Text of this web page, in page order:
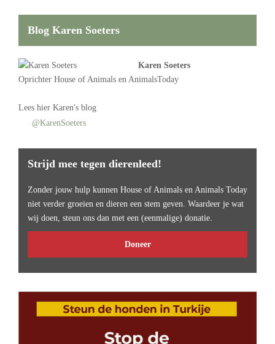
Blog Karen Soeters
Karen Soeters
Oprichter House of Animals en AnimalsToday
Lees hier Karen's blog
@KarenSoeters
Strijd mee tegen dierenleed!
Zonder jouw hulp kunnen House of Animals en Animals Today
niet verder groeien en dieren een stem geven. Waardeer je wat
wij doen, steun ons dan met een (eenmalige) donatie.
Doneer